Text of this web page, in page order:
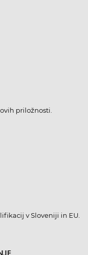
priložnosti.
v Sloveniji in EU.